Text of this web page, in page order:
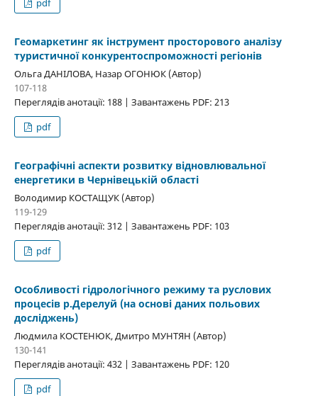
pdf
Геомаркетинг як інструмент просторового аналізу
туристичної конкурентоспроможності регіонів
Ольга ДАНІЛОВА, Назар ОГОНЮК (Автор)
107-118
Переглядів анотації: 188 | Завантажень PDF: 213
pdf
Географічні аспекти розвитку відновлювальної
енергетики в Чернівецькій області
Володимир КОСТАЩУК (Автор)
119-129
Переглядів анотації: 312 | Завантажень PDF: 103
pdf
Особливості гідрологічного режиму та руслових
процесів р.Дерелуй (на основі даних польових
досліджень)
Людмила КОСТЕНЮК, Дмитро МУНТЯН (Автор)
130-141
Переглядів анотації: 432 | Завантажень PDF: 120
pdf